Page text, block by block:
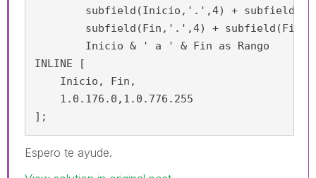
INLINE [
    Inicio, Fin,
    1.0.176.0,1.0.776.255
];
Espero te ayude.